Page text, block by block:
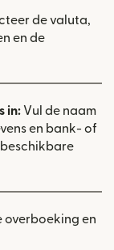
de valuta,
en de
in: Vul de naam
en bank- of
overboeking en